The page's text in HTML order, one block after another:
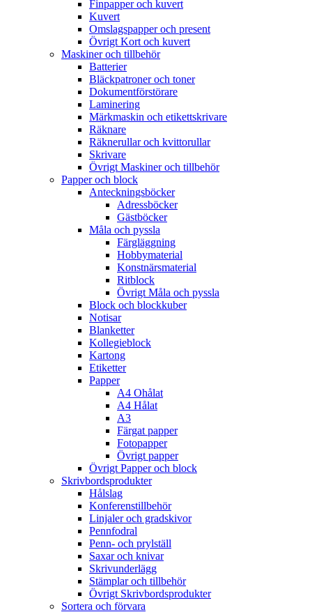
Finpapper och kuvert
Kuvert
Omslagspapper och present
Övrigt Kort och kuvert
Maskiner och tillbehör
Batterier
Bläckpatroner och toner
Dokumentförstörare
Laminering
Märkmaskin och etikettskrivare
Räknare
Räknerullar och kvittorullar
Skrivare
Övrigt Maskiner och tillbehör
Papper och block
Anteckningsböcker
Adressböcker
Gästböcker
Måla och pyssla
Färgläggning
Hobbymaterial
Konstnärsmaterial
Ritblock
Övrigt Måla och pyssla
Block och blockkuber
Notisar
Blanketter
Kollegieblock
Kartong
Etiketter
Papper
A4 Ohålat
A4 Hålat
A3
Färgat papper
Fotopapper
Övrigt papper
Övrigt Papper och block
Skrivbordsprodukter
Hålslag
Konferenstillbehör
Linjaler och gradskivor
Pennfodral
Penn- och prylställ
Saxar och knivar
Skrivunderlägg
Stämplar och tillbehör
Övrigt Skrivbordsprodukter
Sortera och förvara